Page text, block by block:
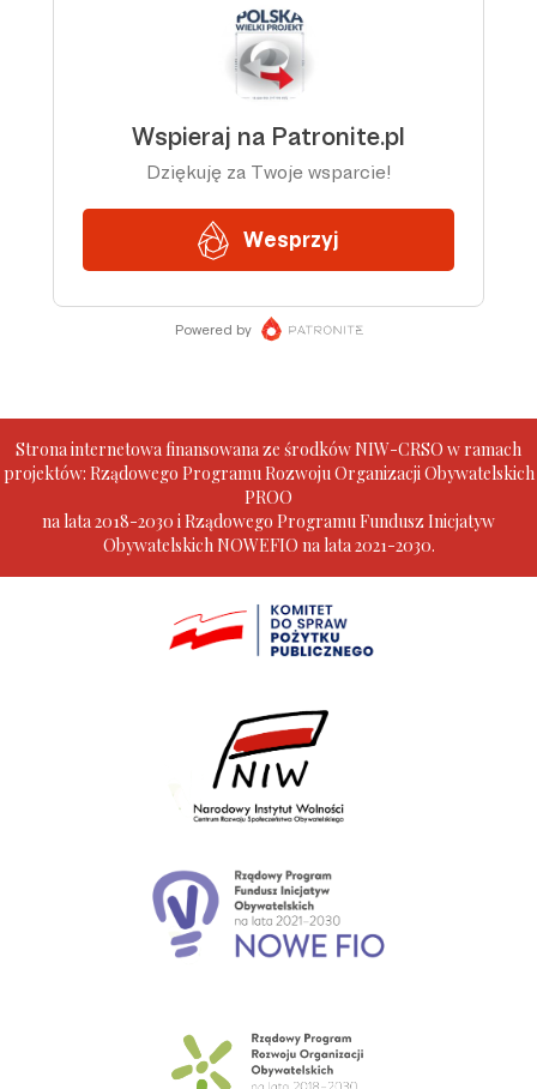
Strona internetowa finansowana ze środków NIW-CRSO w ramach
projektów: Rządowego Programu Rozwoju Organizacji Obywatelskich
PROO
na lata 2018-2030 i Rządowego Programu Fundusz Inicjatyw
Obywatelskich NOWEFIO na lata 2021-2030.